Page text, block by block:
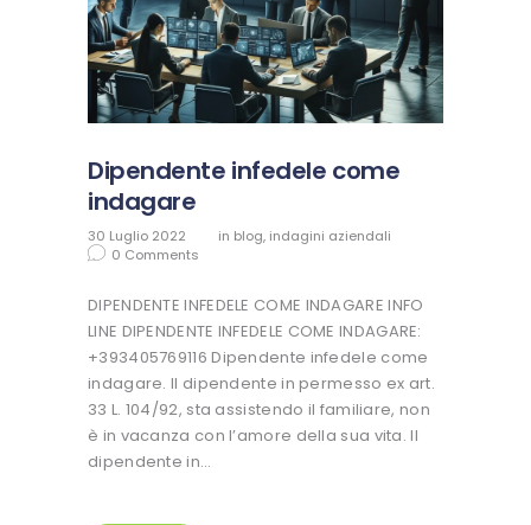
Dipendente infedele come
indagare
30 Luglio 2022 in blog, indagini aziendali
0 Comments
DIPENDENTE INFEDELE COME INDAGARE INFO
LINE DIPENDENTE INFEDELE COME INDAGARE:
+393405769116 Dipendente infedele come
indagare. Il dipendente in permesso ex art.
33 L. 104/92, sta assistendo il familiare, non
è in vacanza con l’amore della sua vita. Il
dipendente in…